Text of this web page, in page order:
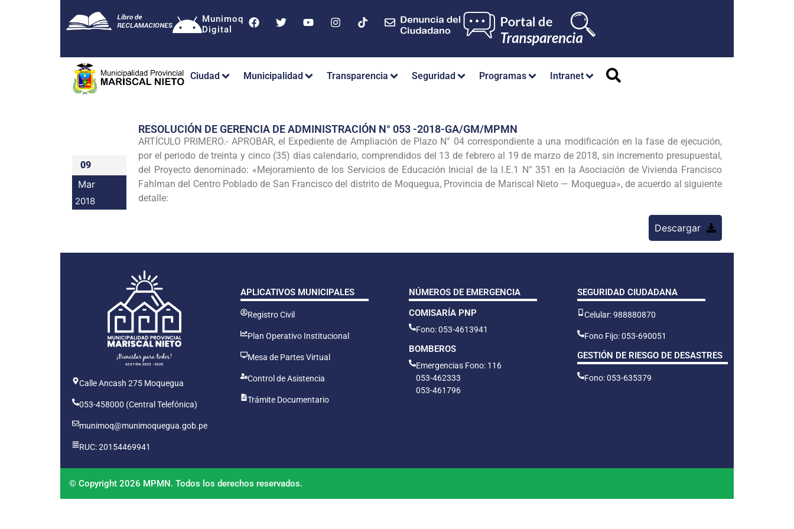
Munimoq
Digital
Ciudad Municipalidad Transparencia Seguridad Programas Intranet
09
Mar
2018
RESOLUCIÓN DE GERENCIA DE ADMINISTRACIÓN N° 053 -2018-GA/GM/MPMN
ARTÍCULO PRIMERO.- APROBAR, el Expediente de Ampliación de Plazo N° 04 correspondiente a una modificación en la fase de ejecución,
por el periodo de treinta y cinco (35) días calendario, comprendidos del 13 de febrero al 19 de marzo de 2018, sin incremento presupuestal,
del Proyecto denominado: «Mejoramiento de los Servicios de Educación Inicial de la I.E.1 N° 351 en la Asociación de Vivienda Francisco
Fahlman del Centro Poblado de San Francisco del distrito de Moquegua, Provincia de Mariscal Nieto — Moquegua», de acuerdo al siguiente
detalle:
Descargar
Calle Ancash 275 Moquegua
053-458000 (Central Telefónica)
munimoq@munimoquegua.gob.pe
RUC: 20154469941
APLICATIVOS MUNICIPALES
Registro Civil
Plan Operativo Institucional
Mesa de Partes Virtual
Control de Asistencia
Trámite Documentario
NÚMEROS DE EMERGENCIA
COMISARÍA PNP
Fono: 053-4613941
BOMBEROS
Emergencias Fono: 116
053-462333
053-461796
SEGURIDAD CIUDADANA
Celular: 988880870
Fono Fijo: 053-690051
GESTIÓN DE RIESGO DE DESASTRES
Fono: 053-635379
© Copyright 2026 MPMN. Todos los derechos reservados.